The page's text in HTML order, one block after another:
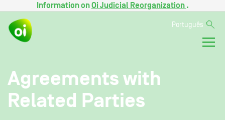
Information onOi Judicial Reorganization .
Português
Agreements with
Related Parties